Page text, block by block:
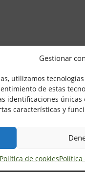
Gestionar
utilizamos
de estas
identificaciones
características y
Política de cookies